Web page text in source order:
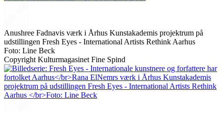
Anushree Fadnavis værk i Århus Kunstakademis projektrum på
udstillingen Fresh Eyes - International Artists Rethink Aarhus
Foto: Line Beck
Copyright Kulturmagasinet Fine Spind